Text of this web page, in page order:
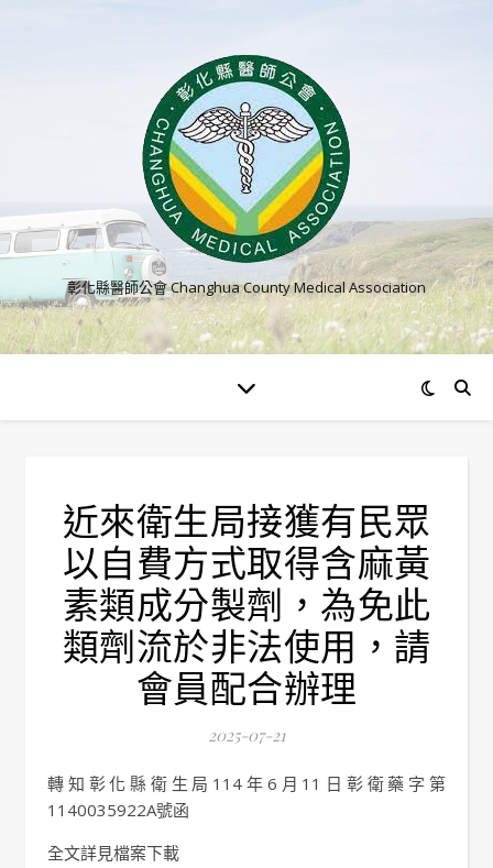
彰化縣醫師公會 Changhua County Medical Association
近來衛生局接獲有民眾
以自費方式取得含麻黃
素類成分製劑，為免此
類劑流於非法使用，請
會員配合辦理
2025-07-21
轉知彰化縣衛生局114年6月11日彰衛藥字第
1140035922A號函
全文詳見檔案下載